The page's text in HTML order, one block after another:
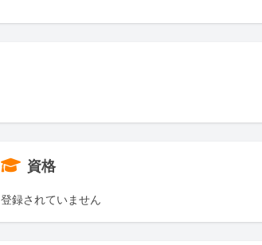
資格
登録されていません